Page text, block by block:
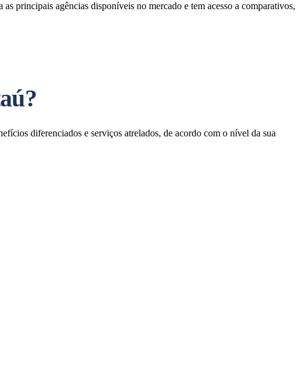
principais agências disponíveis no mercado e tem acesso a comparativos,
diferenciados e serviços atrelados, de acordo com o nível da sua